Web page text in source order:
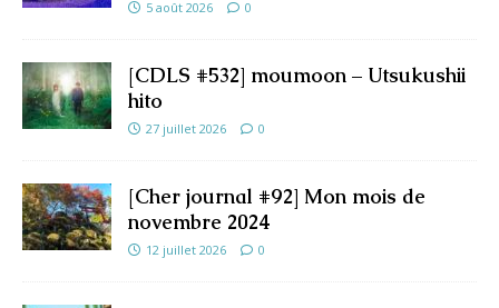
5 août 2026 0
[CDLS #532] moumoon – Utsukushii
hito
27 juillet 2026 0
[Cher journal #92] Mon mois de
novembre 2024
12 juillet 2026 0